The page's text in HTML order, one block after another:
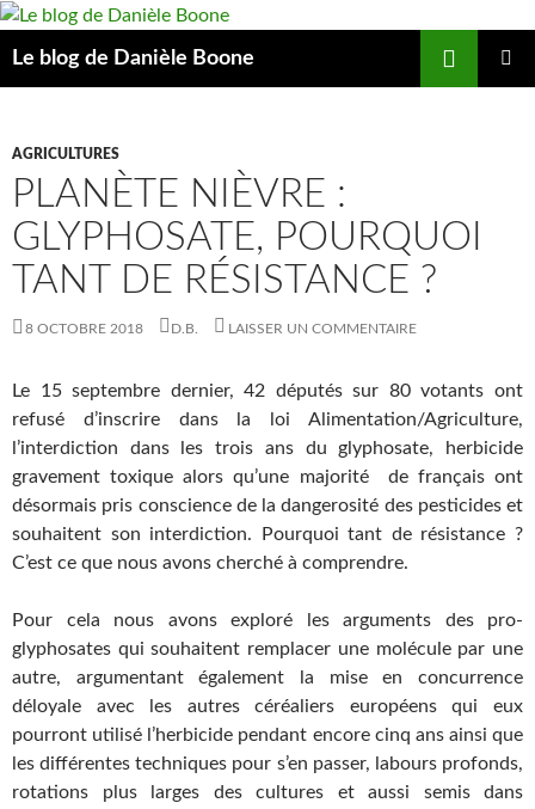
Aller
contenu
Le blog de Danièle Boone
AGRICULTURES
PLANÈTE NIÈVRE :
GLYPHOSATE, POURQUOI
TANT DE RÉSISTANCE ?
8 OCTOBRE 2018 D.B. LAISSER UN COMMENTAIRE
Le 15 septembre dernier, 42 députés sur 80 votants ont
refusé d’inscrire dans la loi Alimentation/Agriculture,
l’interdiction dans les trois ans du glyphosate, herbicide
gravement toxique alors qu’une majorité
de français ont
désormais pris conscience de la dangerosité des pesticides et
souhaitent son interdiction. Pourquoi tant de résistance ?
C’est ce que nous avons cherché à comprendre.
Pour cela nous avons exploré les arguments des pro-
glyphosates qui souhaitent remplacer une molécule par une
autre, argumentant également la mise en concurrence
déloyale avec les autres céréaliers européens qui eux
pourront utilisé l’herbicide pendant encore cinq ans ainsi que
les différentes techniques pour s’en passer, labours profonds,
rotations plus larges des cultures et aussi semis dans